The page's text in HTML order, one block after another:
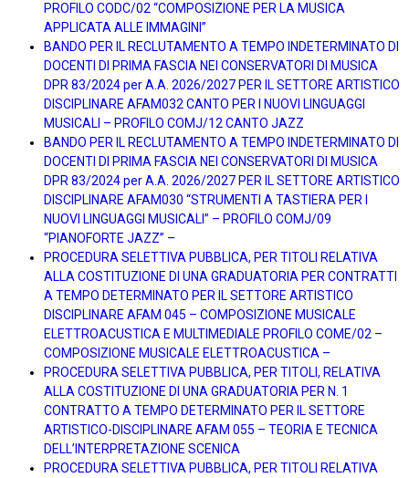
PROFILO CODC/02 “COMPOSIZIONE PER LA MUSICA
APPLICATA ALLE IMMAGINI”
BANDO PER IL RECLUTAMENTO A TEMPO INDETERMINATO DI
DOCENTI DI PRIMA FASCIA NEI CONSERVATORI DI MUSICA
DPR 83/2024 per A.A. 2026/2027 PER IL SETTORE ARTISTICO
DISCIPLINARE AFAM032 CANTO PER I NUOVI LINGUAGGI
MUSICALI – PROFILO COMJ/12 CANTO JAZZ
BANDO PER IL RECLUTAMENTO A TEMPO INDETERMINATO DI
DOCENTI DI PRIMA FASCIA NEI CONSERVATORI DI MUSICA
DPR 83/2024 per A.A. 2026/2027 PER IL SETTORE ARTISTICO
DISCIPLINARE AFAM030 “STRUMENTI A TASTIERA PER I
NUOVI LINGUAGGI MUSICALI” – PROFILO COMJ/09
“PIANOFORTE JAZZ” –
PROCEDURA SELETTIVA PUBBLICA, PER TITOLI RELATIVA
ALLA COSTITUZIONE DI UNA GRADUATORIA PER CONTRATTI
A TEMPO DETERMINATO PER IL SETTORE ARTISTICO
DISCIPLINARE AFAM 045 – COMPOSIZIONE MUSICALE
ELETTROACUSTICA E MULTIMEDIALE PROFILO COME/02 –
COMPOSIZIONE MUSICALE ELETTROACUSTICA –
PROCEDURA SELETTIVA PUBBLICA, PER TITOLI, RELATIVA
ALLA COSTITUZIONE DI UNA GRADUATORIA PER N. 1
CONTRATTO A TEMPO DETERMINATO PER IL SETTORE
ARTISTICO-DISCIPLINARE AFAM 055 – TEORIA E TECNICA
DELL’INTERPRETAZIONE SCENICA
PROCEDURA SELETTIVA PUBBLICA, PER TITOLI RELATIVA